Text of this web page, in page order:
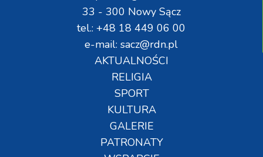
33 - 300 Nowy Sącz
tel.: +48 18 449 06 00
e-mail: sacz@rdn.pl
AKTUALNOŚCI
RELIGIA
SPORT
KULTURA
GALERIE
PATRONATY